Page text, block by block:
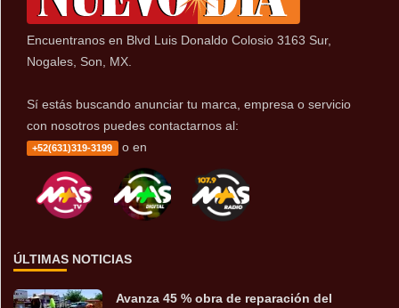
Encuentranos en Blvd Luis Donaldo Colosio 3163 Sur,
Nogales, Son, MX.
Sí estás buscando anunciar tu marca, empresa o servicio
con nosotros puedes contactarnos al:
+52(631)319-3199 o en
ÚLTIMAS NOTICIAS
Avanza 45 % obra de reparación del